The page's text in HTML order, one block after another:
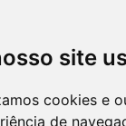
site
cookies e
de
em qualquer